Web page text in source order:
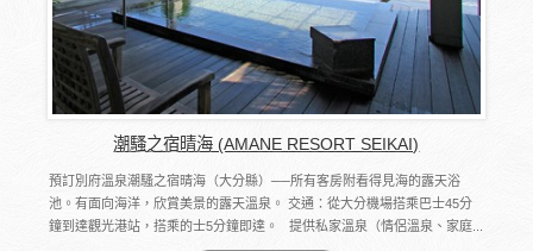
潮騷之宿晴海 (AMANE RESORT SEIKAI)
預訂別府溫泉潮騷之宿晴海（大分縣）──所有客房附看得見海的露天浴
池。有面向海洋，欣賞美景的露天溫泉。 交通：從大分機場搭乘巴士45分
鐘到達觀光港站，搭乘的士5分鐘即達。 提供私家溫泉（情侶溫泉、家庭...